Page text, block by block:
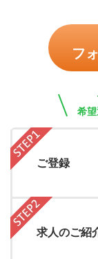
フ
希
ご登録
求人のご紹